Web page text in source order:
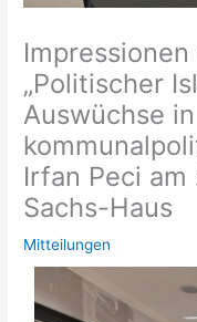
„Politischer
Auswüchse
Irfan Peci
Sachs-Haus
Mitteilungen